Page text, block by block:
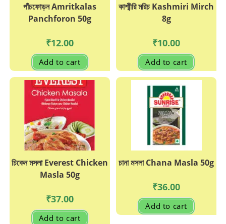
পাঁচফোড়ন Amritkalas
Panchforon 50g
₹12.00
Add to cart
কাশ্মীরি মরিচ Kashmiri Mirch
8g
₹10.00
Add to cart
চিকেন মসলা Everest Chicken
Masla 50g
₹37.00
Add to cart
চানা মসলা Chana Masla 50g
₹36.00
Add to cart